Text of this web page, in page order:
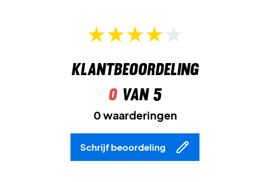
cap maakt het eenvoudig om de perfecte pasvorm te
Speel fris en scherp – bestel nu de Nike Dri-FIT ADV Club
90% polyester / 10% spandex (body).
Klantbeoordeling
0van 5
0 waarderingen
Schrijf beoordeling